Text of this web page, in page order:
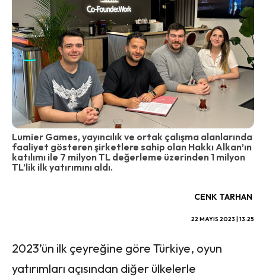
Lumier Games, yayıncılık ve ortak çalışma alanlarında
faaliyet gösteren şirketlere sahip olan Hakkı Alkan’ın
katılımı ile 7 milyon TL değerleme üzerinden 1 milyon
TL’lik ilk yatırımını aldı.
CENK TARHAN
22 MAYIS 2023 | 13:25
2023’ün ilk çeyreğine göre Türkiye, oyun
yatırımları açısından diğer ülkelerle